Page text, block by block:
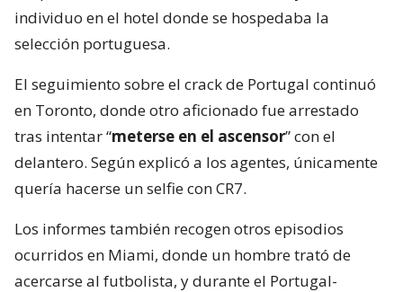
individuo en el hotel donde se hospedaba la
selección portuguesa.
El seguimiento sobre el crack de Portugal continuó
en Toronto, donde otro aficionado fue arrestado
tras intentar “meterse en el ascensor” con el
delantero. Según explicó a los agentes, únicamente
quería hacerse un selfie con CR7.
Los informes también recogen otros episodios
ocurridos en Miami, donde un hombre trató de
acercarse al futbolista, y durante el Portugal-